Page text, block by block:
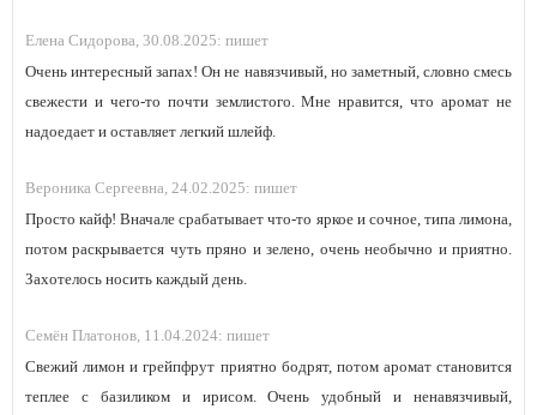
Елена Сидорова, 30.08.2025: пишет
Очень интересный запах! Он не навязчивый, но заметный, словно смесь
свежести и чего-то почти землистого. Мне нравится, что аромат не
надоедает и оставляет легкий шлейф.
Вероника Сергеевна, 24.02.2025: пишет
Просто кайф! Вначале срабатывает что-то яркое и сочное, типа лимона,
потом раскрывается чуть пряно и зелено, очень необычно и приятно.
Захотелось носить каждый день.
Семён Платонов, 11.04.2024: пишет
Свежий лимон и грейпфрут приятно бодрят, потом аромат становится
теплее с базиликом и ирисом. Очень удобный и ненавязчивый,